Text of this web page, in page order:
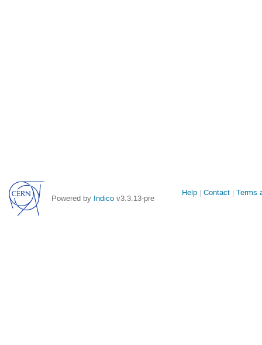
Powered by Indico v3.3.13-pre
Site
Help Contact Terms